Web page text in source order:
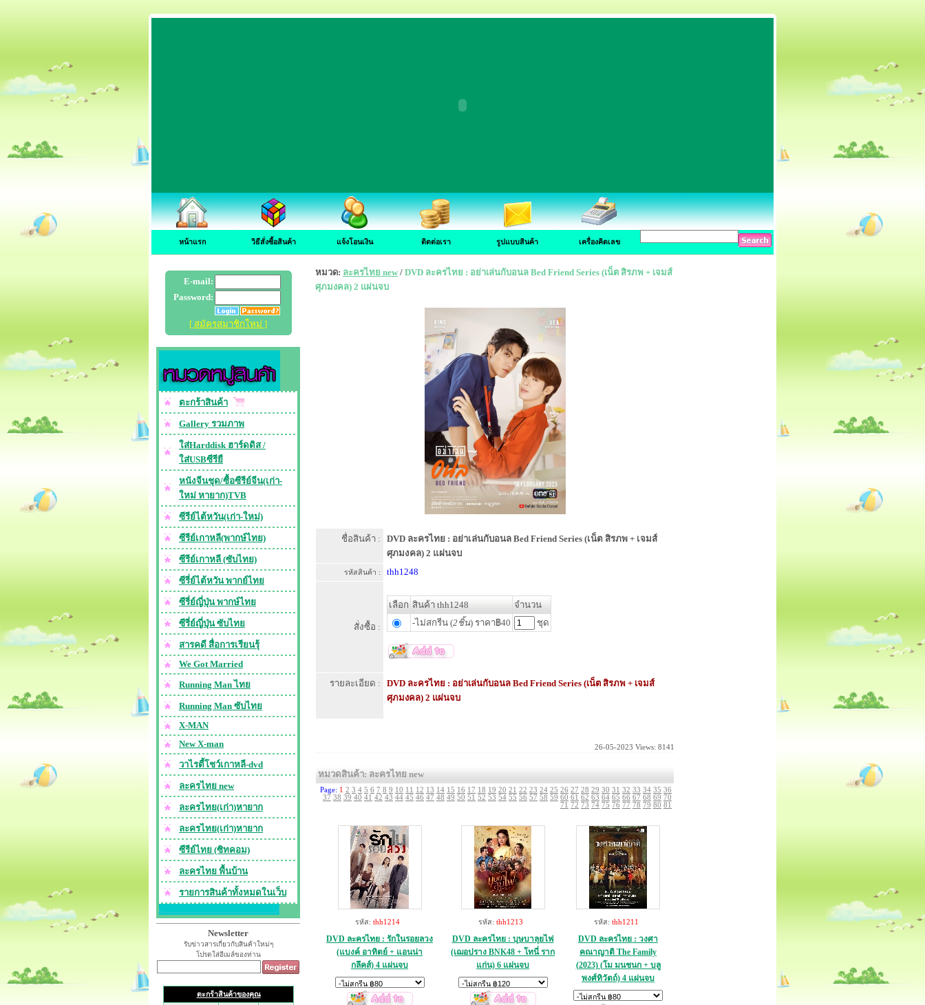
หน้าแรก วิธีสั่งซื้อสินค้า แจ้งโอนเงิน ติดต่อเรา รูปแบบสินค้า เครื่องคิดเลข
E-mail:
Password:
[ สมัครสมาชิกใหม่ ]
ตะกร้าสินค้า
Gallery รวมภาพ
ใส่Harddisk ฮาร์ดดิส /
ใส่USBซีรียื
หนังจีนชุด/ซื้อซีรีย์จีน(เก่า-
ใหม่ หายาก)TVB
ซีรีย์ไต้หวัน(เก่า-ใหม่)
ซีรีย์เกาหลี(พากษ์ไทย)
ซีรีย์เกาหลี (ซับไทย)
ซีรี่ย์ไต้หวัน พากย์ไทย
ซีรี่ย์ญี่ปุ่น พากษ์ไทย
ซีรี่ย์ญี่ปุ่น ซับไทย
สารคดี สื่อการเรียนรุ้
We Got Married
Running Man ไทย
Running Man ซับไทย
X-MAN
New X-man
วาไรตี้โชว์เกาหลี-dvd
ละครไทย new
ละครไทย(เก่า)หายาก
ละครไทย(เก่า)หายาก
ซีรีย์ไทย (ซิทคอม)
ละครไทย พื้นบ้าน
รายการสินค้าทั้งหมดในเว็บ
Newsletter
รับข่าวสารเกี่ยวกับสินค้าใหม่ๆ
โปรดใส่อีเมล์ของท่าน
หมวด: ละครไทย new / DVD ละครไทย : อย่าเล่นกับอนล Bed Friend Series (เน็ต สิรภพ + เจมส์
ศุภมงคล) 2 แผ่นจบ
ชื่อสินค้า :
DVD ละครไทย : อย่าเล่นกับอนล Bed Friend Series (เน็ต สิรภพ + เจมส์
ศุภมงคล) 2 แผ่นจบ
รหัสสินค้า : thh1248
สั่งซื้อ :
เลือก สินค้า thh1248
จำนวน
-ไม่สกรีน (2ชิ้น) ราคา฿40 ชุด
รายละเอียด :
DVD ละครไทย : อย่าเล่นกับอนล Bed Friend Series (เน็ต สิรภพ + เจมส์
ศุภมงคล) 2 แผ่นจบ
26-05-2023 Views: 8141
หมวดสินค้า: ละครไทย new
Page: 1 2 3 4 5 6 7 8 9 10 11 12 13 14 15 16 17 18 19 20 21 22 23 24 25 26 27 28 29 30 31 32 33 34 35 36
37 38 39 40 41 42 43 44 45 46 47 48 49 50 51 52 53 54 55 56 57 58 59 60 61 62 63 64 65 66 67 68 69 70
71 72 73 74 75 76 77 78 79 80 81
รหัส: thh1214
DVD ละครไทย : รักในรอยลวง
(แบงค์ อาทิตย์ + แอนน่า
กลึคส์) 4 แผ่นจบ
รหัส: thh1213
DVD ละครไทย : บุษบาลุยไฟ
(เฌอปราง BNK48 + โทนี่ ราก
แก่น) 6 แผ่นจบ
รหัส: thh1211
DVD ละครไทย : วงศา
คณาญาติ The Family
(2023) (โม มนชนก + บลู
พงศ์ทิวัตถ์) 4 แผ่นจบ